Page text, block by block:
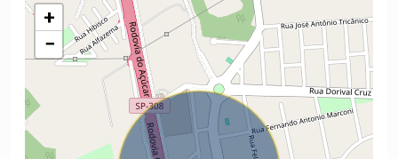
+
−